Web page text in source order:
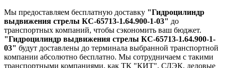
Мы предоставляем бесплатную доставку "Гидроцилиндр
выдвижения стрелы КС-65713-1.64.900-1-03" до
транспортных компаний, чтобы сэкономить ваш бюджет.
"Гидроцилиндр выдвижения стрелы КС-65713-1.64.900-1-
03" будут доставлены до терминала выбранной транспортной
компании абсолютно бесплатно. Мы сотрудничаем с такими
транспортными компаниями, как ТК "КИТ", СДЭК, деловые